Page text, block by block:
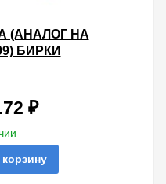
(АНАЛОГ НА
БИРКИ
₽